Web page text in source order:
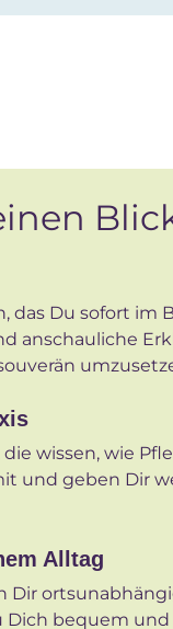
das Du sofort im
anschauliche
wissen, wie
und geben Dir
Alltag
Dir
Dich bequem